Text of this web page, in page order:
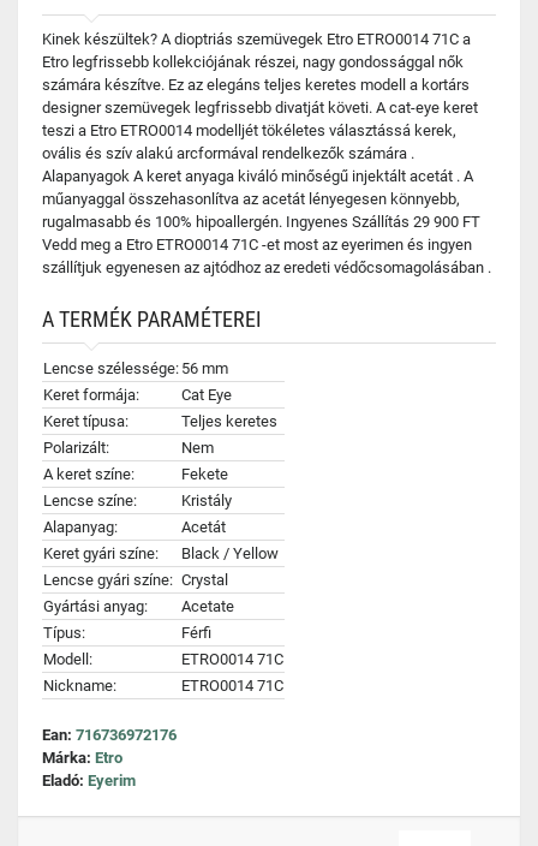
Kinek készültek? A dioptriás szemüvegek Etro ETRO0014 71C a
Etro legfrissebb kollekciójának részei, nagy gondossággal nők
számára készítve. Ez az elegáns teljes keretes modell a kortárs
designer szemüvegek legfrissebb divatját követi. A cat-eye keret
teszi a Etro ETRO0014 modelljét tökéletes választássá kerek,
ovális és szív alakú arcformával rendelkezők számára .
Alapanyagok A keret anyaga kiváló minőségű injektált acetát . A
műanyaggal összehasonlítva az acetát lényegesen könnyebb,
rugalmasabb és 100% hipoallergén. Ingyenes Szállítás 29 900 FT
Vedd meg a Etro ETRO0014 71C -et most az eyerimen és ingyen
szállítjuk egyenesen az ajtódhoz az eredeti védőcsomagolásában .
A TERMÉK PARAMÉTEREI
Lencse szélessége: 56 mm
Keret formája:
Cat Eye
Keret típusa:
Teljes keretes
Polarizált:
Nem
A keret színe:
Fekete
Lencse színe:
Kristály
Alapanyag:
Acetát
Keret gyári színe:
Black / Yellow
Lencse gyári színe: Crystal
Gyártási anyag:
Acetate
Típus:
Férfi
Modell:
ETRO0014 71C
Nickname:
ETRO0014 71C
Ean: 716736972176
Márka: Etro
Eladó: Eyerim